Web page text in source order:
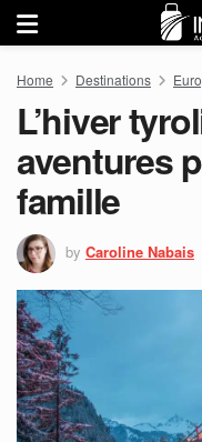
Home Destinations
L’hiver
aventures
famille
by Caroline Nabais